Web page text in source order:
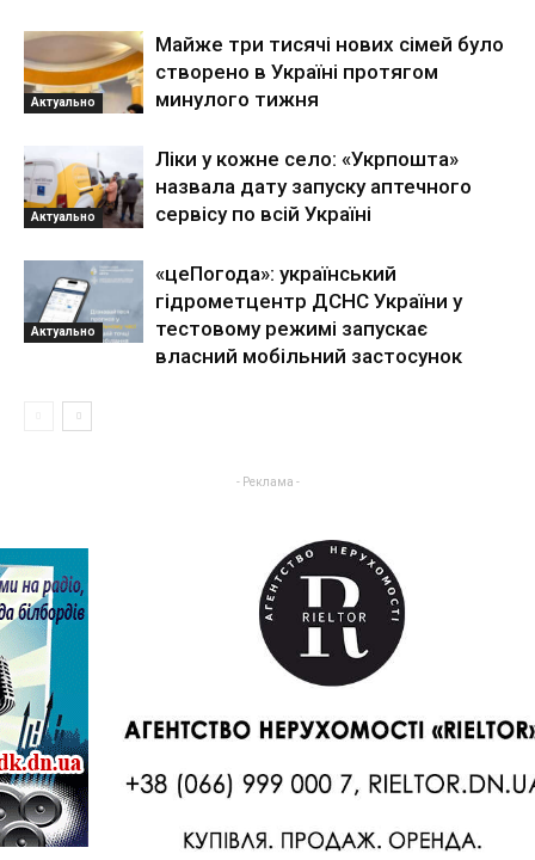
Актуально
Майже три тисячі нових сімей було
створено в Україні протягом
минулого тижня
Актуально
Ліки у кожне село: «Укрпошта»
назвала дату запуску аптечного
сервісу по всій Україні
Актуально
«цеПогода»: український
гідрометцентр ДСНС України у
тестовому режимі запускає
власний мобільний застосунок
- Реклама -